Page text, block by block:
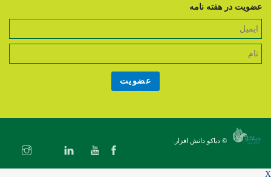
عضویت در هفته نامه
© دیاکو دانش افزار.
X